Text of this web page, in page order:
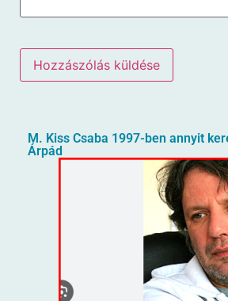
M. Kiss Csaba 1997-ben annyit
Árpád